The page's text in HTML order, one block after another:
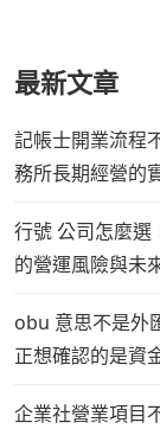
最新文章
記帳士開業流程
務所長期經營的
行號 公司怎麼選
的營運風險與未
obu 意思不是外
正想確認的是資
企業社營業項目